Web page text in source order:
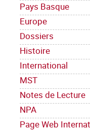
Pays Basque
Europe
Dossiers
Histoire
International
MST
Notes de Lecture
NPA
Page Web